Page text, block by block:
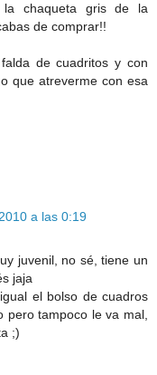
la chaqueta gris de la
de comprar!!
de cuadritos y con
que atreverme con esa
a las 0:19
juvenil, no sé, tiene un
jaja
el bolso de cuadros
pero tampoco le va mal,
;)